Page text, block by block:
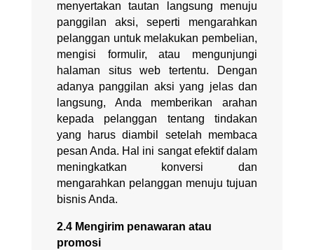
menyertakan tautan langsung menuju
panggilan aksi, seperti mengarahkan
pelanggan untuk melakukan pembelian,
mengisi formulir, atau mengunjungi
halaman situs web tertentu. Dengan
adanya panggilan aksi yang jelas dan
langsung, Anda memberikan arahan
kepada pelanggan tentang tindakan
yang harus diambil setelah membaca
pesan Anda. Hal ini sangat efektif dalam
meningkatkan konversi dan
mengarahkan pelanggan menuju tujuan
bisnis Anda.
2.4 Mengirim penawaran atau
promosi